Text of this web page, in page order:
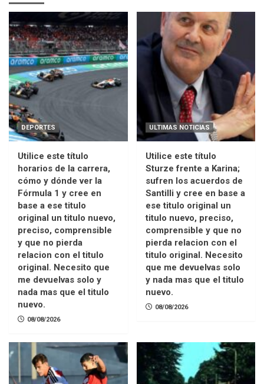
DEPORTES
Utilice este título
horarios de la carrera,
cómo y dónde ver la
Fórmula 1 y cree en
base a ese titulo
original un titulo nuevo,
preciso, comprensible
y que no pierda
relacion con el titulo
original. Necesito que
me devuelvas solo y
nada mas que el titulo
nuevo.
08/08/2026
ULTIMAS NOTICIAS
Utilice este título
Sturze frente a Karina;
sufren los acuerdos de
Santilli y cree en base a
ese titulo original un
titulo nuevo, preciso,
comprensible y que no
pierda relacion con el
titulo original. Necesito
que me devuelvas solo
y nada mas que el titulo
nuevo.
08/08/2026